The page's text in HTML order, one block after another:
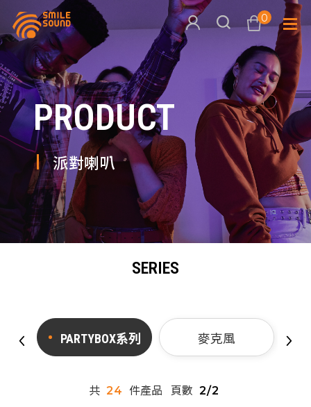
0
查看購物車
商品分類查詢
請選擇商品分類
請選擇分類
品牌分
多媒體
家用音
周邊系
派對喇
PRODUCT
派對喇叭
SERIES
PARTYBOX系列 麥克風
共 24 件產品 頁數 2/2